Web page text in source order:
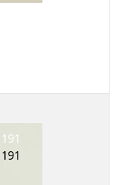
191
191